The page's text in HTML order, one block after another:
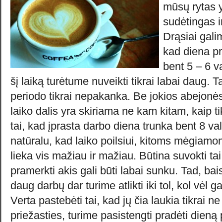
mūsų rytas
sudėtingas
Drąsiai
kad diena
bent 5 – 6
šį laiką turėtume nuveikti tikrai labai daug.
periodo tikrai nepakanka. Be jokios
laiko dalis yra skiriama ne kam kitam, kaip
tai, kad įprasta darbo diena trunka bent 8
natūralu, kad laiko poilsiui, kitoms
lieka vis mažiau ir mažiau. Būtina suvokti
pramerkti akis gali būti labai sunku. Tad,
daug darbų dar turime atlikti iki tol, kol vėl
Verta pastebėti tai, kad jų čia laukia tikrai
priežasties, turime pasistengti pradėti